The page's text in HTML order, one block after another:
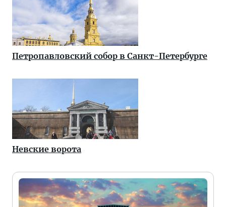
Петропавловский собор в Санкт-Петербурге
Невские ворота